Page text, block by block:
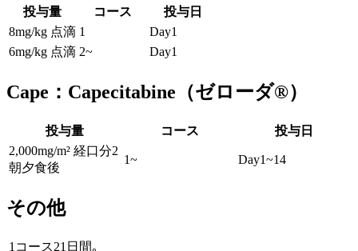
投与量 コース
投与日
8mg/kg 点滴 1
Day1
6mg/kg 点滴 2~ Day1
Cape：Capecitabine（ゼローダ®）
投与量 コース
投与日
2,000mg/m² 経口分2
朝夕食後
1~ Day1~14
その他
1コース21日間｡